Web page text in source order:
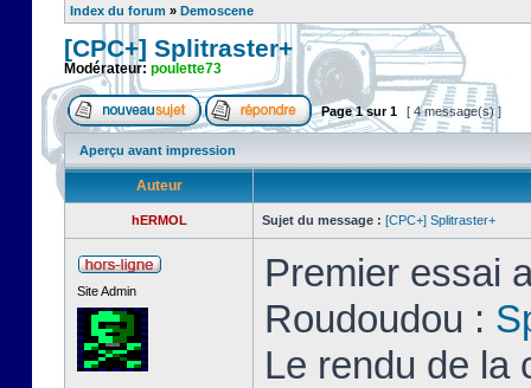
Index du forum » Demoscene
[CPC+] Splitraster+
Modérateur: poulette73
Page1sur1 [ 4 message(s) ]
Aperçu avant impression
Auteur
hERMOL Sujet du message : [CPC+] Splitraster+
Site Admin
Premier essai
Roudoudou :
Le rendu de la